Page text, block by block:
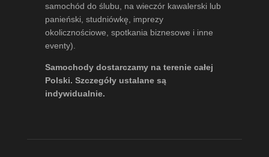
samochód do ślubu, na wieczór kawalerski lub
panieński, studniówkę, imprezy
okolicznościowe, spotkania biznesowe i inne
eventy).
Samochody dostarczamy na terenie całej
Polski. Szczegóły ustalane są
indywidualnie.